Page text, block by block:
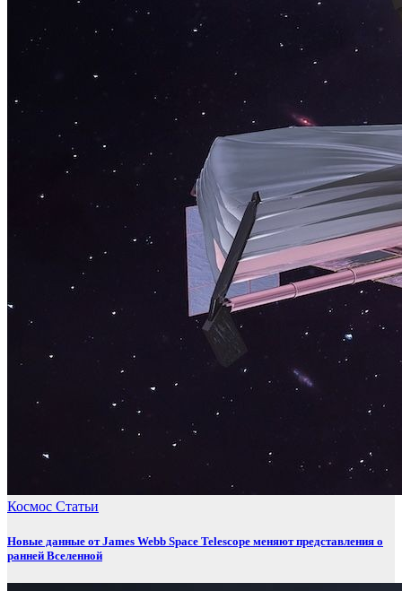
Космос Статьи
Новые данные от James Webb Space Telescope меняют представления о
ранней Вселенной